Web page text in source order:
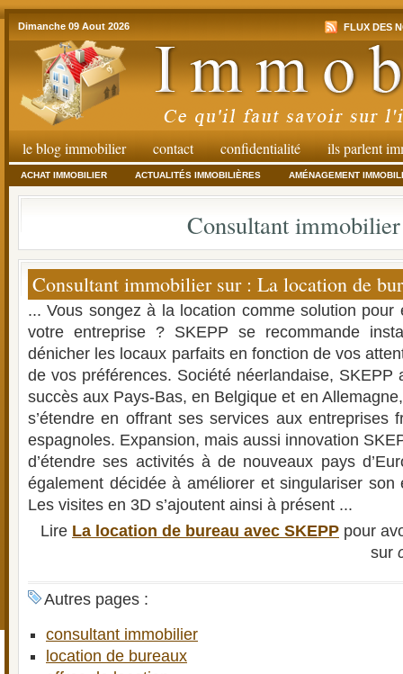
Dimanche 09 Aout 2026 FLUX DES
le blog immobilier contact confidentialité ils parlent
ACHAT IMMOBILIER ACTUALITÉS IMMOBILIÈRES AMÉNAGEMENT
Consultant immobilier
Consultant immobilier sur : La location de
... Vous songez à la location comme solution pour
votre entreprise ? SKEPP se recommande
dénicher les locaux parfaits en fonction de vos
de vos préférences. Société néerlandaise, SKEPP
succès aux Pays-Bas, en Belgique et en
s’étendre en offrant ses services aux entreprises
espagnoles. Expansion, mais aussi innovation
d’étendre ses activités à de nouveaux pays
également décidée à améliorer et singulariser son
Les visites en 3D s’ajoutent ainsi à présent ...
Lire La location de bureau avec SKEPP pour
sur
Autres pages :
consultant immobilier
location de bureaux